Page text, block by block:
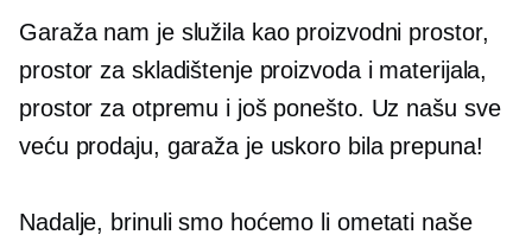
Garaža nam je služila kao proizvodni prostor,
prostor za skladištenje proizvoda i materijala,
prostor za otpremu i još ponešto. Uz našu sve
veću prodaju, garaža je uskoro bila prepuna!
Nadalje, brinuli smo hoćemo li ometati naše